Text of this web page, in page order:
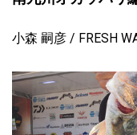
小森 嗣彦 FRESH